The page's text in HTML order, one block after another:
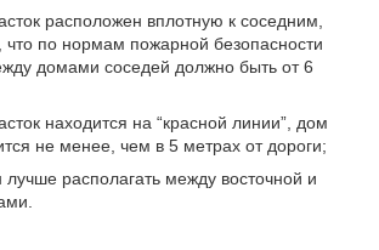
расположен вплотную к соседним,
что по нормам пожарной безопасности
домами соседей должно быть от 6
находится на “красной линии”, дом
не менее, чем в 5 метрах от дороги;
располагать между восточной и